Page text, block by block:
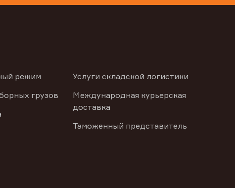
режим
грузов
Услуги складской логистики
Международная курьерская
доставка
Таможенный представитель